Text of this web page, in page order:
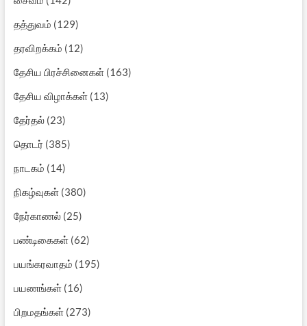
தத்துவம் (129)
தரவிறக்கம் (12)
தேசிய பிரச்சினைகள்(163)
தேசிய விழாக்கள்(13)
தேர்தல்(23)
தொடர் (385)
நாடகம் (14)
நிகழ்வுகள்(380)
நேர்காணல்(25)
பண்டிகைகள்(62)
பயங்கரவாதம் (195)
பயணங்கள்(16)
பிறமதங்கள்(273)